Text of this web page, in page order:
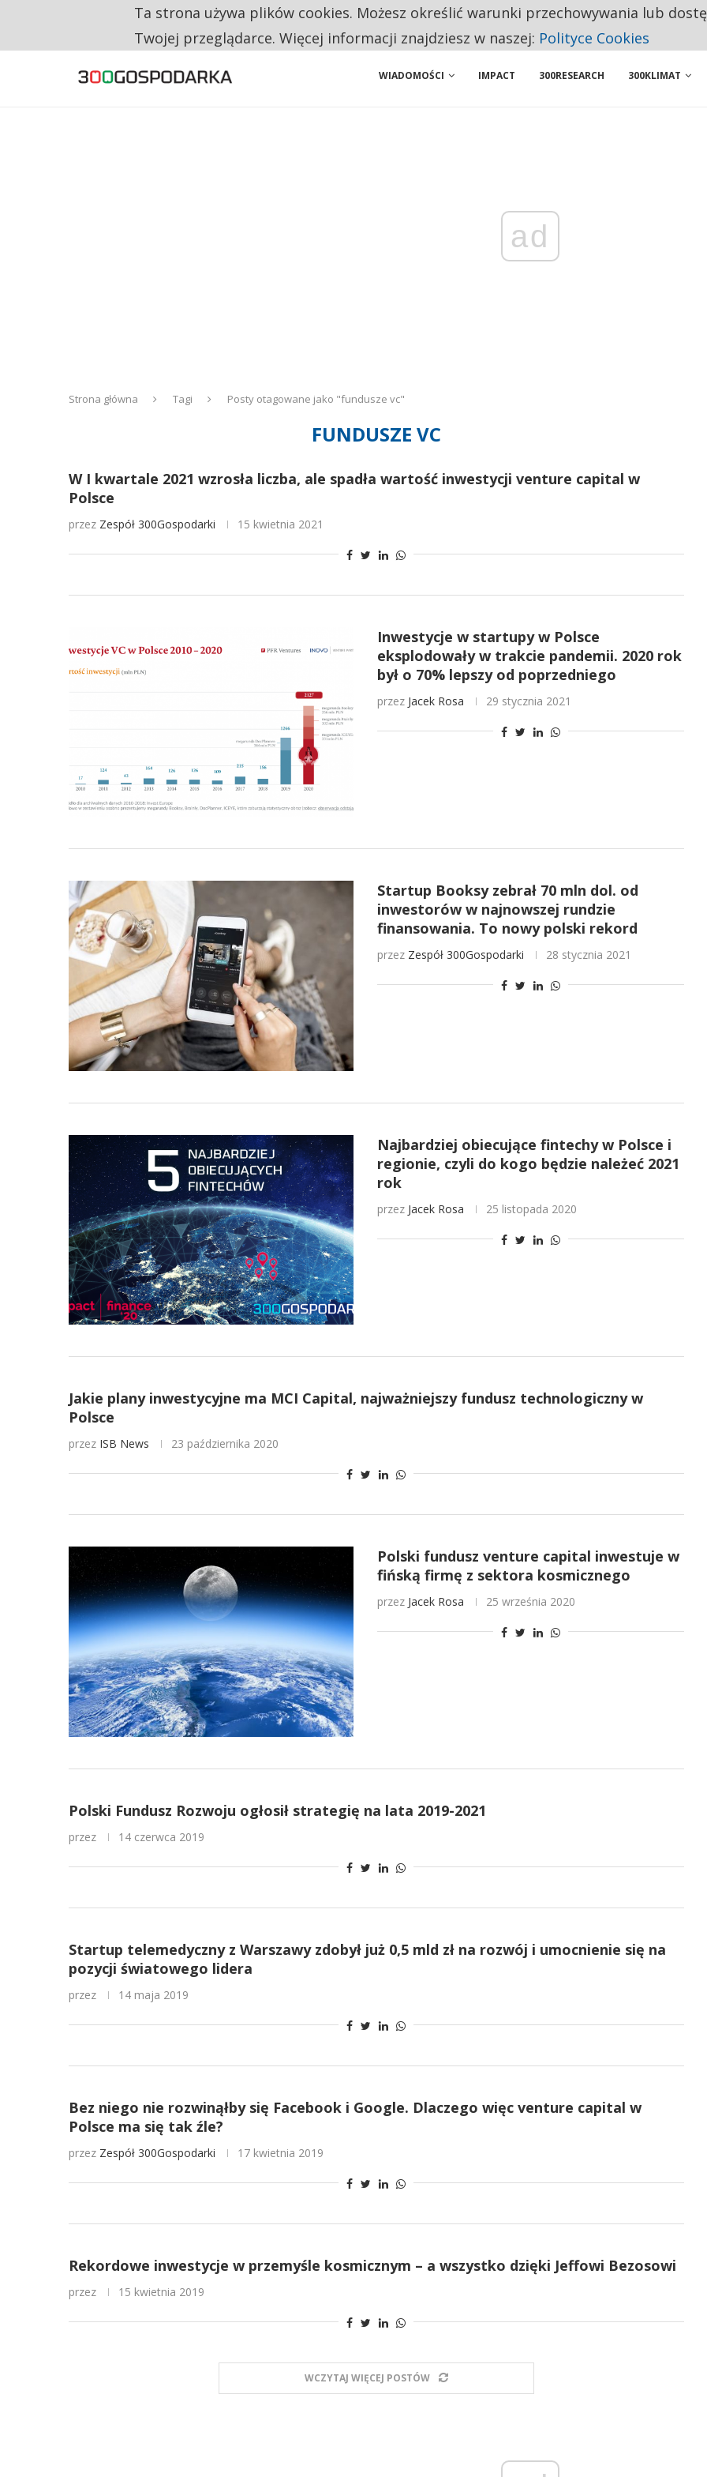
TRZECH NA CZTERECH PONOWNIE ZAŁOŻYŁOBY WŁASNĄ FIRMĘ. INNYM JUŻ TAK ŁATWO JEJ NIE POLECAJĄ
WIADOMOŚCI IMPACT 300RESEARCH 300KLIMAT
ad
Strona główna Tagi Posty otagowane jako "fundusze vc"
FUNDUSZE VC
W I kwartale 2021 wzrosła liczba, ale spadła wartość inwestycji venture capital w
Polsce
przez Zespół 300Gospodarki 15 kwietnia 2021
Inwestycje w startupy w Polsce
eksplodowały w trakcie pandemii. 2020 rok
był o 70% lepszy od poprzedniego
przez Jacek Rosa 29 stycznia 2021
Startup Booksy zebrał 70 mln dol. od
inwestorów w najnowszej rundzie
finansowania. To nowy polski rekord
przez Zespół 300Gospodarki 28 stycznia 2021
Najbardziej obiecujące fintechy w Polsce i
regionie, czyli do kogo będzie należeć 2021
rok
przez Jacek Rosa 25 listopada 2020
Jakie plany inwestycyjne ma MCI Capital, najważniejszy fundusz technologiczny w
Polsce
przez ISB News 23 października 2020
Polski fundusz venture capital inwestuje w
fińską firmę z sektora kosmicznego
przez Jacek Rosa 25 września 2020
Polski Fundusz Rozwoju ogłosił strategię na lata 2019-2021
przez 14 czerwca 2019
Startup telemedyczny z Warszawy zdobył już 0,5 mld zł na rozwój i umocnienie się na
pozycji światowego lidera
przez 14 maja 2019
Bez niego nie rozwinąłby się Facebook i Google. Dlaczego więc venture capital w
Polsce ma się tak źle?
przez Zespół 300Gospodarki 17 kwietnia 2019
Rekordowe inwestycje w przemyśle kosmicznym – a wszystko dzięki Jeffowi Bezosowi
przez 15 kwietnia 2019
WCZYTAJ WIĘCEJ POSTÓW
Ta strona używa plików cookies. Możesz określić warunki przechowywania lub
Twojej przeglądarce. Więcej informacji znajdziesz w naszej: Polityce Cookies